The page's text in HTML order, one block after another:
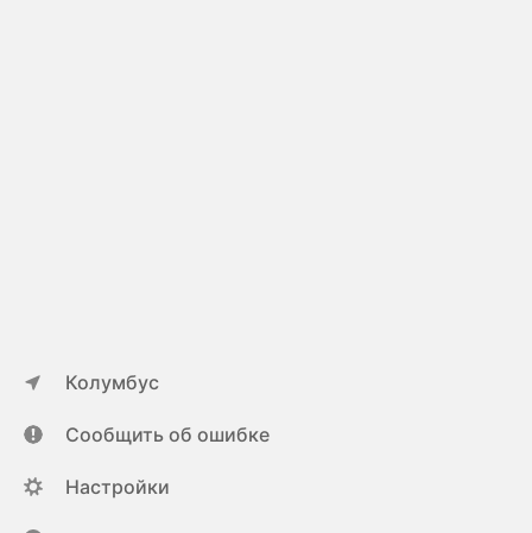
Колумбус
Сообщить об ошибке
Настройки